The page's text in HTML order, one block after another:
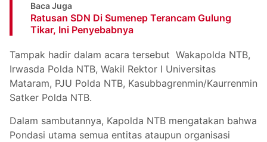
Baca Juga
Ratusan SDN Di Sumenep Terancam Gulung
Tikar, Ini Penyebabnya
Tampak hadir dalam acara tersebut Wakapolda NTB,
Irwasda Polda NTB, Wakil Rektor I Universitas
Mataram, PJU Polda NTB, Kasubbagrenmin/Kaurrenmin
Satker Polda NTB.
Dalam sambutannya, Kapolda NTB mengatakan bahwa
Pondasi utama semua entitas ataupun organisasi